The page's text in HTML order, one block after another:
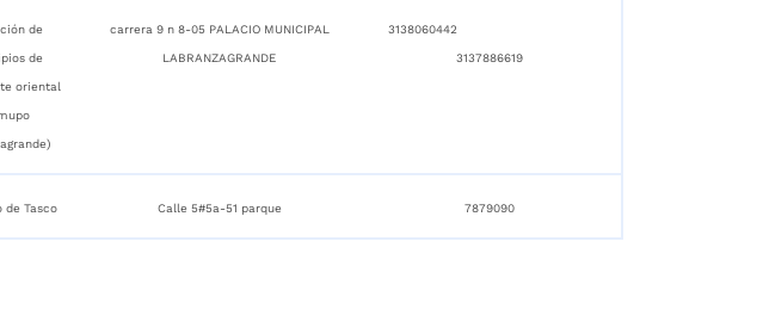
de
de
oriental
carrera 9 n 8-05 PALACIO MUNICIPAL
LABRANZAGRANDE
3138060442
3137886619
de Tasco Calle 5#5a-51 parque 7879090